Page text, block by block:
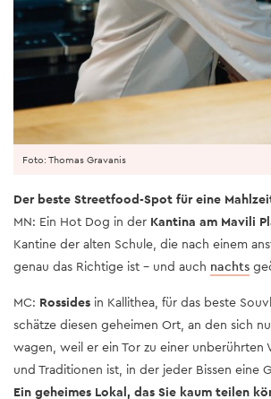
Foto: Thomas Gravanis
Der beste Streetfood-Spot für eine
MN: Ein Hot Dog in der Kantina am Mavili
Kantine der alten Schule, die nach einem
genau das Richtige ist – und auch nachts
MC: Rossides in Kallithea, für das beste
schätze diesen geheimen Ort, an den sich
wagen, weil er ein Tor zu einer unberührten
und Traditionen ist, in der jeder Bissen eine
Ein geheimes Lokal, das Sie kaum teilen